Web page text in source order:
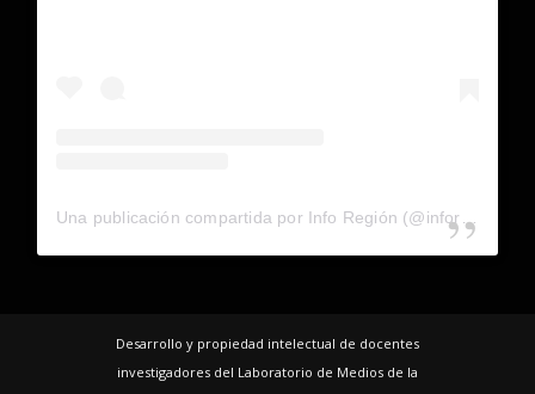
Una publicación compartida por Info Región (@inforegion_redes)
Desarrollo y propiedad intelectual de docentes
investigadores del Laboratorio de Medios de la